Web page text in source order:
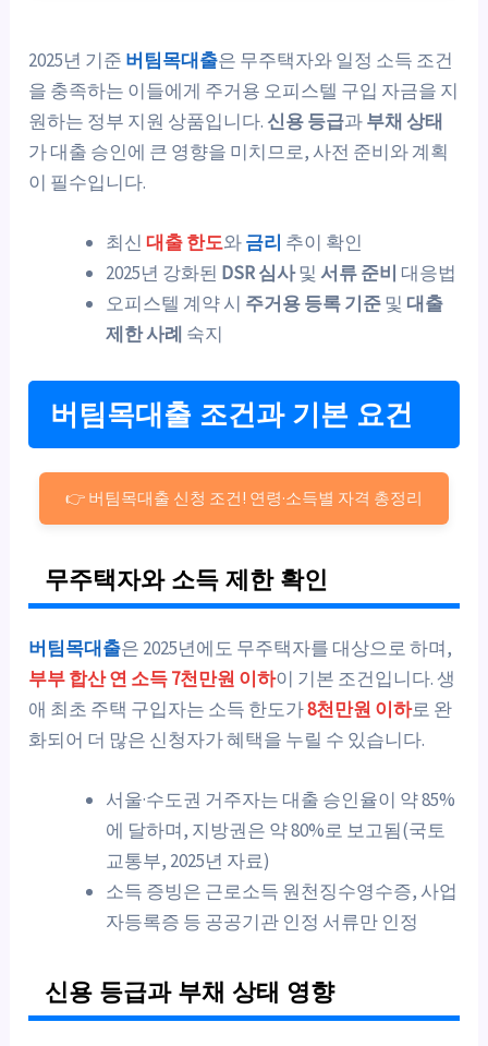
2025년 기준 버팀목대출은 무주택자와 일정 소득 조건
을 충족하는 이들에게 주거용 오피스텔 구입 자금을 지
원하는 정부 지원 상품입니다. 신용 등급과부채 상태
가 대출 승인에 큰 영향을 미치므로, 사전 준비와 계획
이 필수입니다.
최신대출 한도와금리 추이 확인
2025년 강화된 DSR 심사및서류 준비 대응법
오피스텔 계약 시 주거용 등록 기준및 대출
제한 사례 숙지
버팀목대출 조건과 기본 요건
👉 버팀목대출 신청 조건! 연령·소득별 자격 총정리
무주택자와 소득 제한 확인
버팀목대출은 2025년에도 무주택자를 대상으로 하며,
부부 합산 연 소득 7천만원 이하이 기본 조건입니다. 생
애 최초 주택 구입자는 소득 한도가8천만원 이하로 완
화되어 더 많은 신청자가 혜택을 누릴 수 있습니다.
서울·수도권 거주자는 대출 승인율이 약 85%
에 달하며, 지방권은 약 80%로 보고됨(국토
교통부, 2025년 자료)
소득 증빙은 근로소득 원천징수영수증, 사업
자등록증 등 공공기관 인정 서류만 인정
신용 등급과 부채 상태 영향